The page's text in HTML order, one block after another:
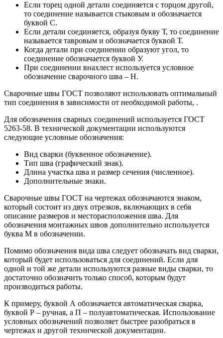
Если торец одной детали соединяется с торцом другой,
то соединение называется стыковым и обозначается
буквой С.
Если детали соединяется, образуя букву Т, то соединение
называется тавровым и обозначается буквой Т.
Когда детали при соединении образуют угол, то
соединение обозначается буквой У.
При соединении внахлест используется условное
обозначение сварочного шва – Н.
Сварочные швы ГОСТ позволяют использовать оптимальный
тип соединения в зависимости от необходимой работы, .
Для обозначения сварных соединений используется ГОСТ
5263-58. В технической документации используются
следующие условные обозначения:
Вид сварки (буквенное обозначение).
Тип шва (графический знак).
Длина участка шва и размер сечения (численное).
Дополнительные знаки.
Сварочные швы ГОСТ на чертежах обозначаются знаком,
который состоит из двух отрезков, включающих в себя
описание размеров и месторасположения шва. Для
обозначения монтажных швов дополнительно используется
буква М в обозначении.
Помимо обозначения вида шва следует обозначать вид сварки,
который будет использоваться для соединений. Если для
одной и той же детали используются разные виды сварки, то
достаточно обозначить только способ, которым будут
производиться работы.
К примеру, буквой А обозначается автоматическая сварка,
буквой Р – ручная, а П – полуавтоматическая. Использование
условных обозначений позволяет быстрее разобраться в
чертежах и другой технической документации.